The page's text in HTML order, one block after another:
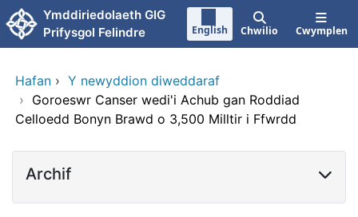
Neidio i'r prif gynnwy
Ymddiriedolaeth GIG
Prifysgol Felindre
English Chwilio Cwymplen
Hafan › Y newyddion diweddaraf
› Goroeswr Canser wedi'i Achub gan Roddiad
Celloedd Bonyn Brawd o 3,500 Milltir i Ffwrdd
Archif